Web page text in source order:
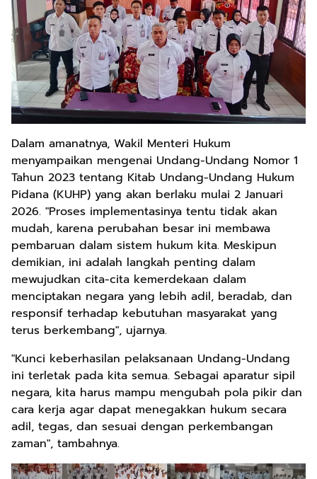
Dalam amanatnya, Wakil Menteri Hukum
menyampaikan mengenai Undang-Undang Nomor 1
Tahun 2023 tentang Kitab Undang-Undang Hukum
Pidana (KUHP) yang akan berlaku mulai 2 Januari
2026. "Proses implementasinya tentu tidak akan
mudah, karena perubahan besar ini membawa
pembaruan dalam sistem hukum kita. Meskipun
demikian, ini adalah langkah penting dalam
mewujudkan cita-cita kemerdekaan dalam
menciptakan negara yang lebih adil, beradab, dan
responsif terhadap kebutuhan masyarakat yang
terus berkembang", ujarnya.
"Kunci keberhasilan pelaksanaan Undang-Undang
ini terletak pada kita semua. Sebagai aparatur sipil
negara, kita harus mampu mengubah pola pikir dan
cara kerja agar dapat menegakkan hukum secara
adil, tegas, dan sesuai dengan perkembangan
zaman", tambahnya.